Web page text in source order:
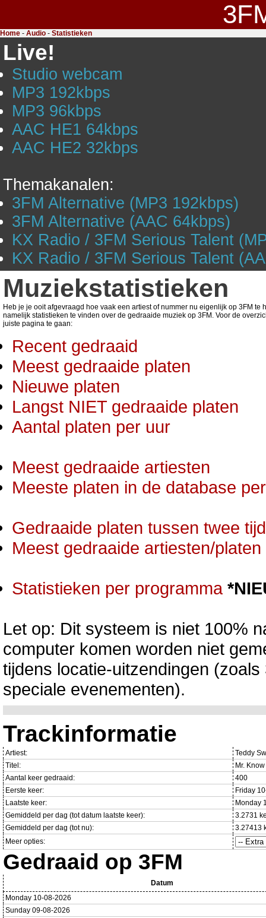
Home - Audio - Statistieken
Live!
Studio webcam
MP3 192kbps
MP3 96kbps
AAC HE1 64kbps
AAC HE2 32kbps
Themakanalen:
3FM Alternative (MP3 192kbps)
3FM Alternative (AAC 64kbps)
KX Radio / 3FM Serious Talent
KX Radio / 3FM Serious Talent
Muziekstatistieken
Heb je je ooit afgevraagd hoe vaak een artiest of nummer nu eigenlijk op 3FM
namelijk statistieken te vinden over de gedraaide muziek op 3FM. Voor de
juiste pagina te gaan:
Recent gedraaid
Meest gedraaide platen
Nieuwe platen
Langst NIET gedraaide platen
Aantal platen per uur
Meest gedraaide artiesten
Meeste platen in de database
Gedraaide platen tussen twee
Meest gedraaide artiesten/
Statistieken per programma
Let op: Dit systeem is niet 100%
computer komen worden niet
tijdens locatie-uitzendingen
speciale evenementen).
Trackinformatie
Artiest:
Teddy
Titel:
Mr.
Aantal keer gedraaid:
400
Eerste keer:
Friday
Laatste keer:
Monday
Gemiddeld per dag (tot datum laatste keer):
3.2731
Gemiddeld per dag (tot nu):
3.27413
Meer opties:
Gedraaid op 3FM
Datum
Monday 10-08-2026
Sunday 09-08-2026